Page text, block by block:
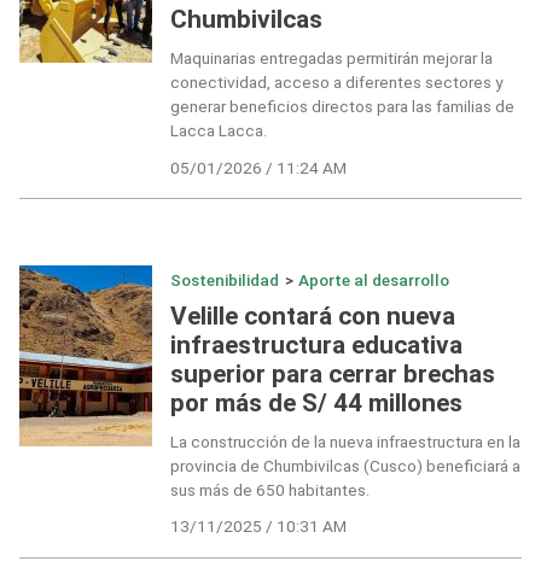
Chumbivilcas
Maquinarias entregadas permitirán mejorar la
conectividad, acceso a diferentes sectores y
generar beneficios directos para las familias de
Lacca Lacca.
05/01/2026 / 11:24 AM
Sostenibilidad > Aporte al desarrollo
Velille contará con nueva
infraestructura educativa
superior para cerrar brechas
por más de S/ 44 millones
La construcción de la nueva infraestructura en la
provincia de Chumbivilcas (Cusco) beneficiará a
sus más de 650 habitantes.
13/11/2025 / 10:31 AM